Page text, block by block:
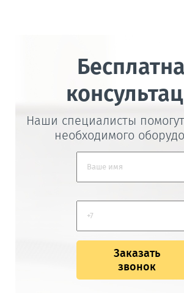
Наши специалисты
необходимого
Заказать
звонок